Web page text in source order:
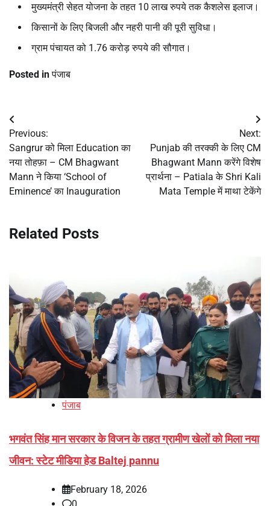
मुख्यमंत्री सेहत योजना के तहत 10 लाख रुपये तक कैशलेस इलाज।
किसानों के लिए बिजली और नहरी पानी की पूरी सुविधा।
ग्राम पंचायत को 1.76 करोड़ रुपये की सौगात।
Posted inपंजाब
Post
navigation
Previous:
Sangrur को मिला Education का
नया तोहफ़ा – CM Bhagwant
Mann ने किया ‘School of
Eminence’ का Inauguration
Next:
Punjab की तरक्की के लिए CM
Bhagwant Mann करेंगे विशेष
प्रार्थना – Patiala के Shri Kali
Mata Temple में माथा टेकेंगे
Related Posts
पंजाब
भगवंत सिंह मान सरकार के विजन के तहत ग्रामीण खेलों को मिला नया
जीवन: स्टेट मीडिया हेड Baltej pannu
February 18, 2026